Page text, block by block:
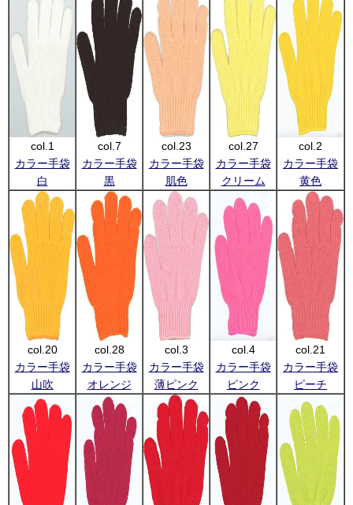
col.1
カラー手袋
白
col.7
カラー手袋
黒
col.23
カラー手袋
肌色
col.27
カラー手袋
クリーム
col.2
カラー手袋
黄色
col.20
カラー手袋
山吹
col.28
カラー手袋
オレンジ
col.3
カラー手袋
薄ピンク
col.4
カラー手袋
ピンク
col.21
カラー手袋
ピーチ